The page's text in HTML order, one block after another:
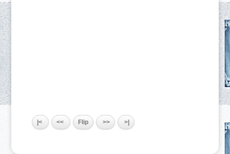
|< << Flip >> >|